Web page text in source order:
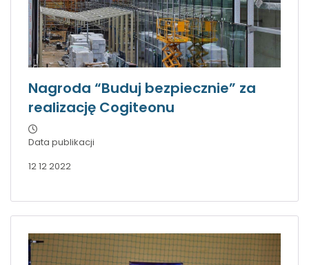
Nagroda “Buduj bezpiecznie” za
realizację Cogiteonu
Data publikacji
12 12 2022